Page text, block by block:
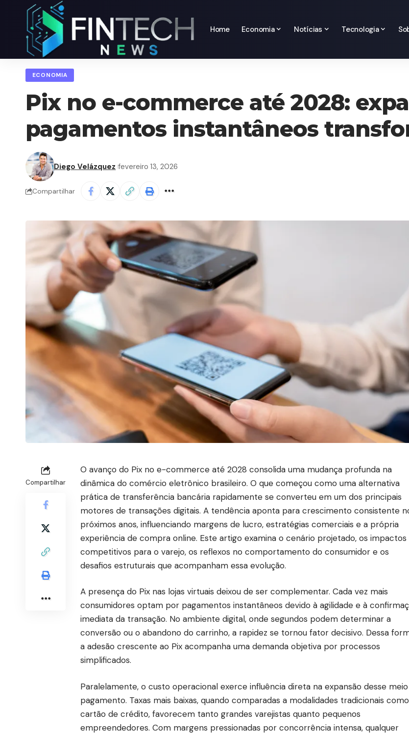
Home Economia Notícias Tecnologia
ECONOMIA
Pix no e-commerce até 2028:
pagamentos instantâneos
Diego Velázquez fevereiro 13, 2026
Compartilhar
Compartilhar
O avanço do Pix no e-commerce até 2028 consolida uma mudança profunda na
dinâmica do comércio eletrônico brasileiro. O que começou como uma alternativa
prática de transferência bancária rapidamente se converteu em um dos principais
motores de transações digitais. A tendência aponta para crescimento consistente
próximos anos, influenciando margens de lucro, estratégias comerciais e a própria
experiência de compra online. Este artigo examina o cenário projetado, os impactos
competitivos para o varejo, os reflexos no comportamento do consumidor e os
desafios estruturais que acompanham essa evolução.
A presença do Pix nas lojas virtuais deixou de ser complementar. Cada vez mais
consumidores optam por pagamentos instantâneos devido à agilidade e à
imediata da transação. No ambiente digital, onde segundos podem determinar a
conversão ou o abandono do carrinho, a rapidez se tornou fator decisivo. Dessa
a adesão crescente ao Pix acompanha uma demanda objetiva por processos
simplificados.
Paralelamente, o custo operacional exerce influência direta na expansão desse
pagamento. Taxas mais baixas, quando comparadas a modalidades tradicionais
cartão de crédito, favorecem tanto grandes varejistas quanto pequenos
empreendedores. Com margens pressionadas por concorrência intensa, qualquer